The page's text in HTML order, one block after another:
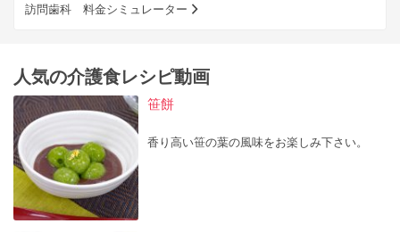
訪問歯科 料金シミュレーター
人気の介護食レシピ動画
笹餅
香り高い笹の葉の風味をお楽しみ下さい。